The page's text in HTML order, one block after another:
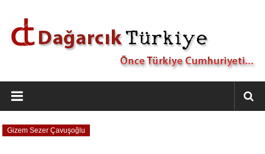
Dağarcık
Türkiye
Önce
Türkiye
Gizem Sezer Çavuşoğlu